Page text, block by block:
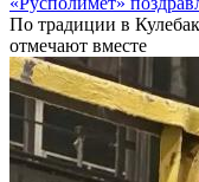
По традиции в
отмечают вместе